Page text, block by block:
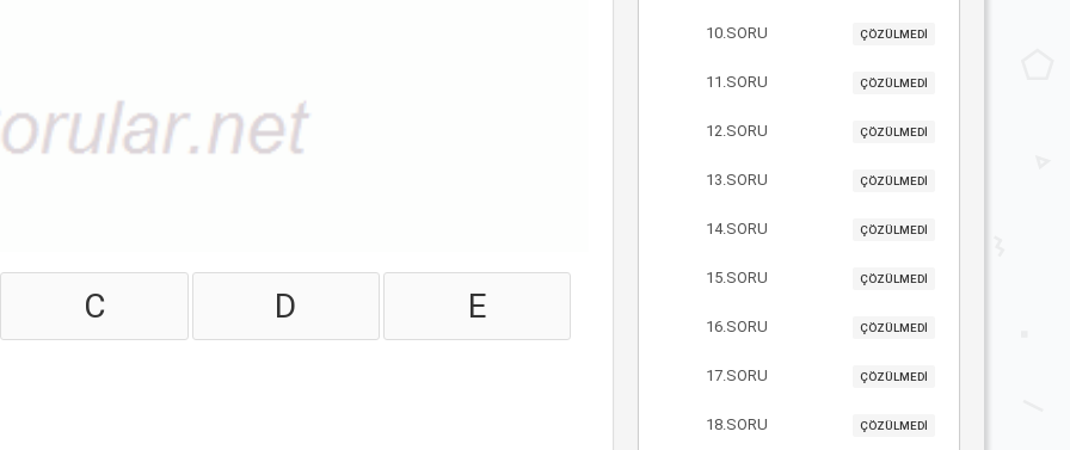
C D E
10.SORU ÇÖZÜLMEDİ
11.SORU ÇÖZÜLMEDİ
12.SORU ÇÖZÜLMEDİ
13.SORU ÇÖZÜLMEDİ
14.SORU ÇÖZÜLMEDİ
15.SORU ÇÖZÜLMEDİ
16.SORU ÇÖZÜLMEDİ
17.SORU ÇÖZÜLMEDİ
18.SORU ÇÖZÜLMEDİ